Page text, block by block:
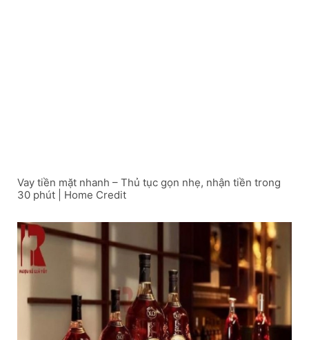
Vay tiền mặt nhanh – Thủ tục gọn nhẹ, nhận tiền trong
30 phút | Home Credit